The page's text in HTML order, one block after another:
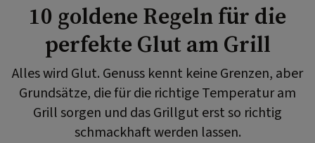
10 goldene Regeln für die
perfekte Glut am Grill
Alles wird Glut. Genuss kennt keine Grenzen, aber
Grundsätze, die für die richtige Temperatur am
Grill sorgen und das Grillgut erst so richtig
schmackhaft werden lassen.